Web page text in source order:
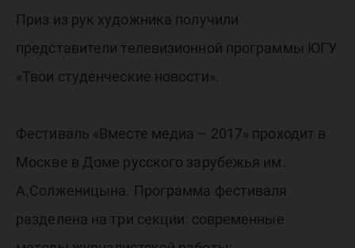
Приз из рук художника получили
представители телевизионной программы ЮГУ
«Твои студенческие новости».
Фестиваль «Вместе медиа – 2017» проходит в
Москве в Доме русского зарубежья им.
А.Солженицына. Программа фестиваля
разделена на три секции: современные